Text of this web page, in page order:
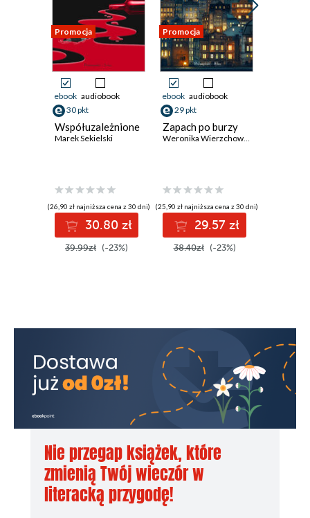
Promocja
ebook audiobook
30 pkt
Współuzależnione
Marek Sekielski
(26,90 zł najniższa cena z 30 dni)
30.80 zł
39.99zł (-23%)
Promocja
ebook audiobook
29 pkt
Zapach po burzy
(25,90 zł najniższa cena z 30 dni)
29.57 zł
38.40zł (-23%)
Nie przegap książek, które
zmienią Twój wieczór w
literacką przygodę!